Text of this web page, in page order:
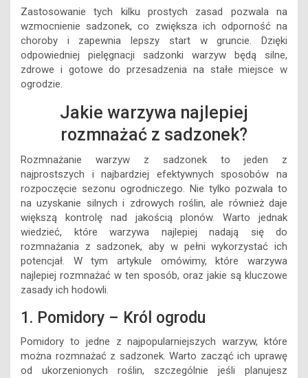
Zastosowanie tych kilku prostych zasad pozwala na
wzmocnienie sadzonek, co zwiększa ich odporność na
choroby i zapewnia lepszy start w gruncie. Dzięki
odpowiedniej pielęgnacji sadzonki warzyw będą silne,
zdrowe i gotowe do przesadzenia na stałe miejsce w
ogrodzie.
Jakie warzywa najlepiej
rozmnażać z sadzonek?
Rozmnażanie warzyw z sadzonek to jeden z
najprostszych i najbardziej efektywnych sposobów na
rozpoczęcie sezonu ogrodniczego. Nie tylko pozwala to
na uzyskanie silnych i zdrowych roślin, ale również daje
większą kontrolę nad jakością plonów. Warto jednak
wiedzieć, które warzywa najlepiej nadają się do
rozmnażania z sadzonek, aby w pełni wykorzystać ich
potencjał. W tym artykule omówimy, które warzywa
najlepiej rozmnażać w ten sposób, oraz jakie są kluczowe
zasady ich hodowli.
1. Pomidory – Król ogrodu
Pomidory to jedne z najpopularniejszych warzyw, które
można rozmnażać z sadzonek. Warto zacząć ich uprawę
od ukorzenionych roślin, szczególnie jeśli planujesz